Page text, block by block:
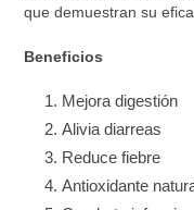
que demuestran su
Beneficios
Mejora digestión
Alivia diarreas
Reduce fiebre
Antioxidante